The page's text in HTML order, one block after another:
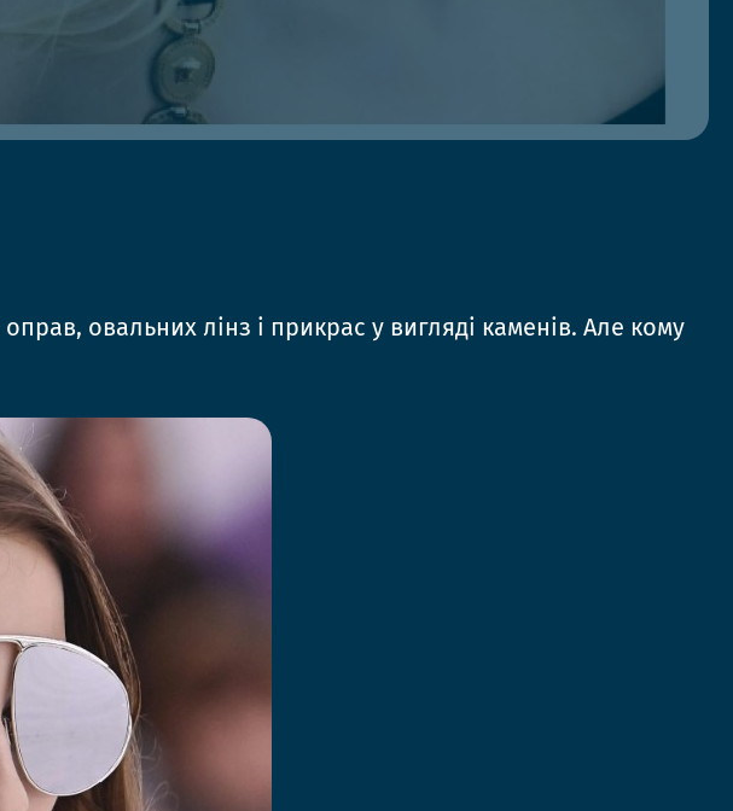
овальних лінз і прикрас у вигляді каменів. Але кому